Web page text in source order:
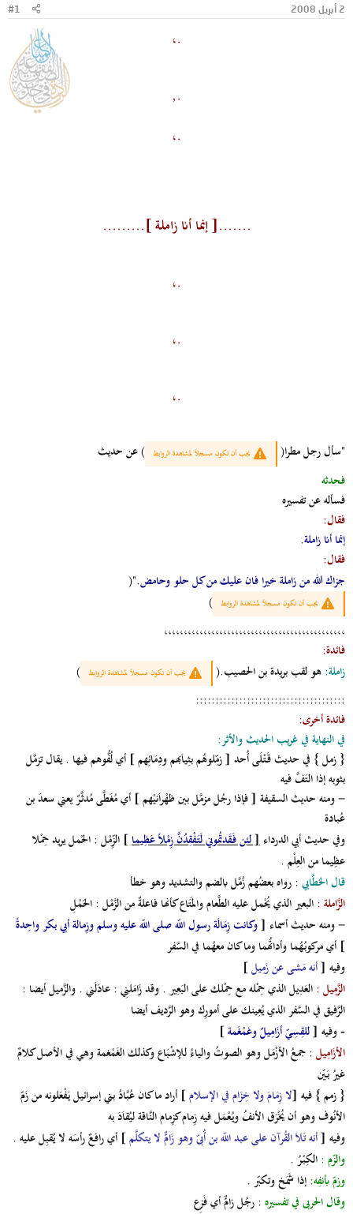
و 2 أبريل 2008 #1
.،
.,
.،
.......[ إنما أنا زاملة ].........
.،
.،
.،
"سأل رجل مطرا( يجب أن تكون مسجلاً لمشاهدة الروابط ) عن حديث
فحدثه
فسأله عن تفسيره
فقال:
إنما أنا زاملة.
فقال:
جزاك الله من زاملة خيرا فان عليك من كل حلو وحامض."(
يجب أن تكون مسجلاً لمشاهدة الروابط )
،،،،،،،،،،،،،،،،،،،،،،،،،،،،،،،،،،،،،،،،،،،،،،
فائدة:
زاملة:هو لقب بريدة بن الحصيب.( يجب أن تكون مسجلاً لمشاهدة الروابط )
::::::::::::::::::::::::::::::::::::::
فائدة أخرى:
في النهاية في غريب الحديث والأثر:
{ زمل } في حديث قَتْلَى أُحد [ زمِّلوهُم بثِياَبهم ودِمَائِهم ] أي لُفُّوهم فيها . يقال تزمَّل
بثوبه إذا التَفَّ فيه
- ومنه حديث السقيفة [ فإذا رجُل مزمَّل بين ظهْراَنيْهم ] أي مُغَطَّى مُدثَّرٌ يعني سعدَ بن
عُبادة
وفي حديث أبي الدرداء[لئن فَقَدتُموني لَتَفْقِدُنَّ زِمْلاً عَظِيما] الزِّمْل : الحْمل يريد حِمْلا
عظِيما من العِلْم .
قال الخطَّابي: رواه بعضُهم زُمَّل بالضم والتشديد وهو خطأ
الزَّاملة :البعير الذي يُحْمل عليه الطَّعام والمَتَاع كأنها فاعلةٌ من الزَّمْل : الحَمْلِ
- ومنه حديث أسماء [وكانت زِمَالَة رسول اللّه صلى اللّه عليه وسلم وزِمالة أبي بكر واحِدةً
] أي مركوبُهُما وأداتُهما وما كان معهُما في السَّفر
وفيه [أنه مَشى عن زَمِيل]
الزَّمِيل :العَدِيل الذي حِمْله مع حِمْلك على البَعِير . وقد زَامَلنِي : عادَلَني . والزَّميل أيضا :
الرَّفيق في السَّفر الذي يُعِينك على أمورِك وهو الرَّديف أيضا
- وفيه [للقِسِيّ أزَامِيلٌ وغمْغَمة]
الأزَامِيل: جمعُ الأزْمَل وهو الصوتُ والياءُ للإشْبَاع وكذلك الغَمْغمة وهي في الأصل كلامٌ
غيرُ بَيّن
{ زمم } فيه [لا زِمَامَ ولا خِزَام في الإسلام] أراد ما كان عُبَّادُ بني إسرائيل يَفْعَلونه من زَمّ
الأنُوف وهو أن يُخْرَق الأنفُ ويُعْمَل فيه زِمام كزِمام النَّاقة ليُقاَدَ به
وفيه [أنه تَلاَ القُرآن على عبد اللّه بن أُبىّ وهو زَامٌّ لا يتكلَّم] أي رافعٌ رأسَه لا يُقبِل عليه .
والزّم :الكِبْرُ .
وزمّ بأنفِه:إذا شَمَخ وتكبّر .
وقال الحربى في تفسيره: رجُل زامٌّ أي فَزِع